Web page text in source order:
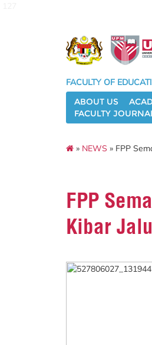
FACULTY OF
ABOUT US
FACULTY
» NEWS » FPP
FPP
Kibar